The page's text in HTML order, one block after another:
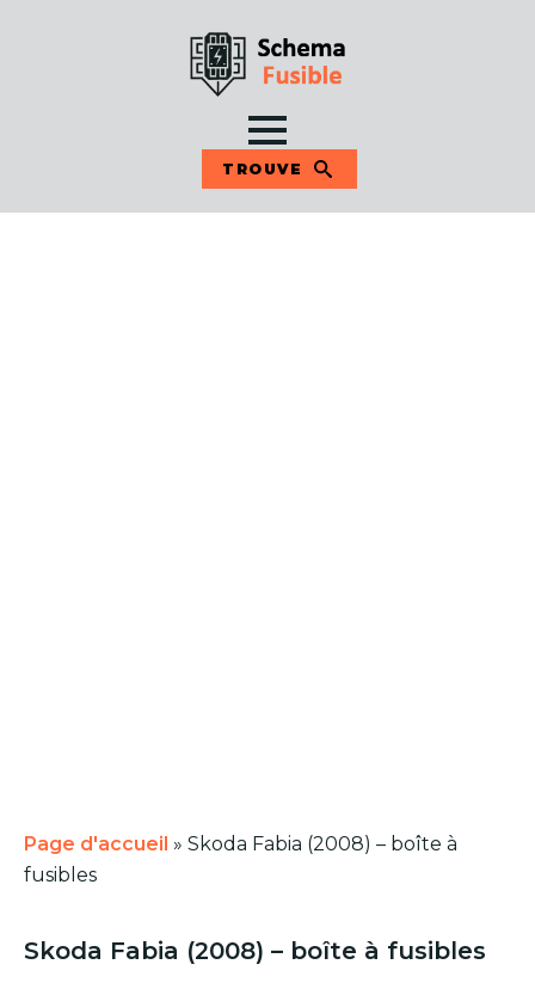
TROUVE
Page d'accueil » Skoda Fabia (2008) – boîte à
fusibles
Skoda Fabia (2008) – boîte à fusibles